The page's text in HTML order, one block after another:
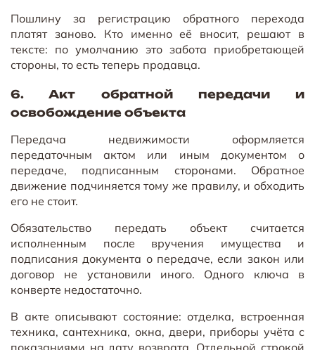
Пошлину за регистрацию обратного перехода
платят заново. Кто именно её вносит, решают в
тексте: по умолчанию это забота приобретающей
стороны, то есть теперь продавца.
6. Акт обратной передачи и
освобождение объекта
Передача недвижимости оформляется
передаточным актом или иным документом о
передаче, подписанным сторонами. Обратное
движение подчиняется тому же правилу, и обходить
его не стоит.
Обязательство передать объект считается
исполненным после вручения имущества и
подписания документа о передаче, если закон или
договор не установили иного. Одного ключа в
конверте недостаточно.
В акте описывают состояние: отделка, встроенная
техника, сантехника, окна, двери, приборы учёта с